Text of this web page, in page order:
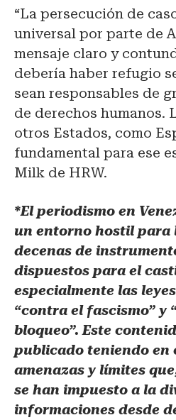
“La persecución de
universal por parte de
mensaje claro y
debería haber refugio
sean responsables de
de derechos humanos.
otros Estados, como
fundamental para ese
Milk de HRW.
*El periodismo en
un entorno hostil para
decenas de
dispuestos para el
especialmente las
“contra el fascismo” y
bloqueo”. Este
publicado teniendo en
amenazas y límites
se han impuesto a la
informaciones desde